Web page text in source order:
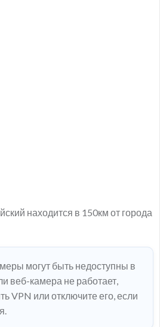
находится в 150км от города
могут быть недоступны в
веб-камера не работает,
VPN или отключите его, если